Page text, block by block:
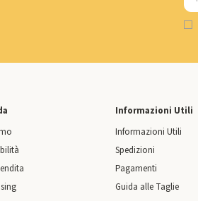
Informazioni Utili
Informazioni Utili
Spedizioni
Pagamenti
Guida alle Taglie